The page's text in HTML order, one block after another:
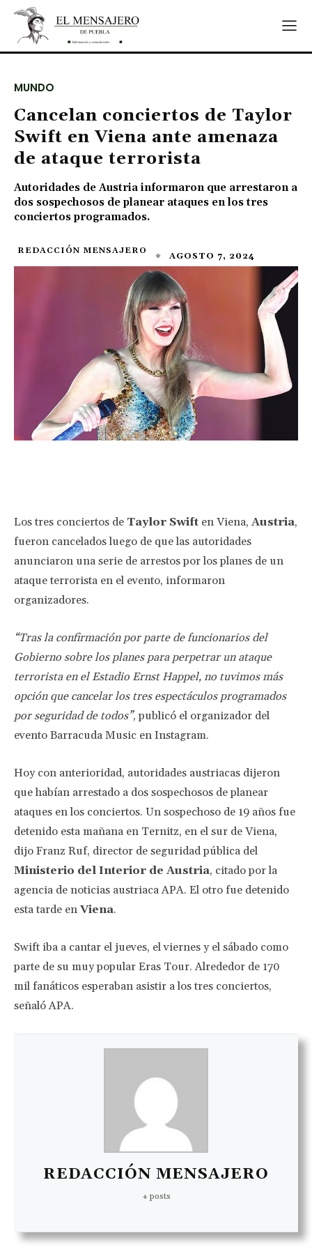
MUNDO
Cancelan conciertos de Taylor
Swift en Viena ante amenaza
de ataque terrorista
Autoridades de Austria informaron que arrestaron a
dos sospechosos de planear ataques en los tres
conciertos programados.
REDACCIÓN MENSAJERO AGOSTO 7, 2024
Los tres conciertos de Taylor Swift en Viena, Austria,
fueron cancelados luego de que las autoridades
anunciaron una serie de arrestos por los planes de un
ataque terrorista en el evento, informaron
organizadores.
“Tras la confirmación por parte de funcionarios del
Gobierno sobre los planes para perpetrar un ataque
terrorista en el Estadio Ernst Happel, no tuvimos más
opción que cancelar los tres espectáculos programados
por seguridad de todos”, publicó el organizador del
evento Barracuda Music en Instagram.
Hoy con anterioridad, autoridades austriacas dijeron
que habían arrestado a dos sospechosos de planear
ataques en los conciertos. Un sospechoso de 19 años fue
detenido esta mañana en Ternitz, en el sur de Viena,
dijo Franz Ruf, director de seguridad pública del
Ministerio del Interior de Austria, citado por la
agencia de noticias austriaca APA. El otro fue detenido
esta tarde enViena.
Swift iba a cantar el jueves, el viernes y el sábado como
parte de su muy popular Eras Tour. Alrededor de 170
mil fanáticos esperaban asistir a los tres conciertos,
señaló APA.
REDACCIÓN MENSAJERO
+ posts